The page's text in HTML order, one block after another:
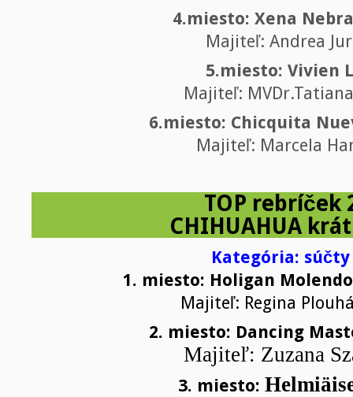
4.miesto: Xena
Majiteľ: Andrea
5.miesto: Vivien
Majiteľ:
6.miesto: Chicquita
Majiteľ: Marcela
TOP rebríček
CHIHUAHUA
Kategória: súčty
1. miesto: Holigan
Majiteľ: Regina
2. miesto: Dancing
Majiteľ: Zuzana
3. miesto: